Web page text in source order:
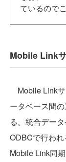
ているので
Mobile Link
Mobile Link
ータベース間
る。統合デー
ODBCで行わ
Mobile Link同